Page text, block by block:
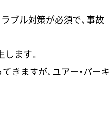
ブル対策が必須で、事故
ます。
きますが、ユアー・パーキ